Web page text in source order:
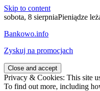
Skip to content
sobota, 8 sierpniaPieniądze
Bankowo.info
Zyskuj na promocjach
Privacy & Cookies: This site
To find out more, including